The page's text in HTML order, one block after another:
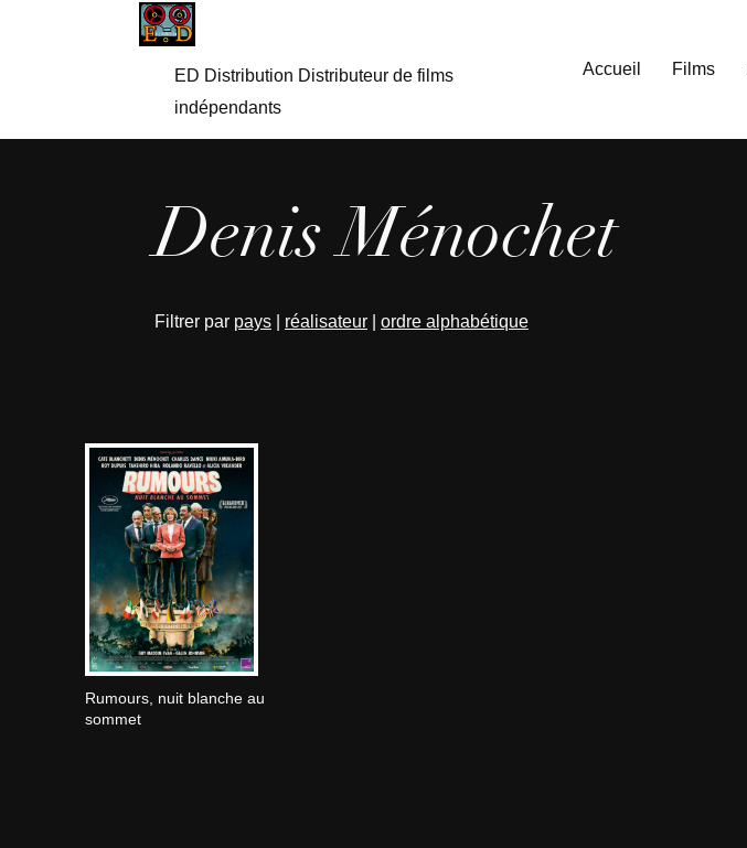
ED Distribution Distributeur de films
indépendants
Accueil Films
Denis Ménochet
Filtrer par pays réalisateur ordre alphabétique
Rumours, nuit blanche au
sommet